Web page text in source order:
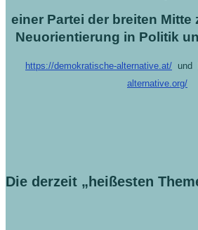
einer Partei der breiten
Neuorientierung in Politik
https://demokratische-alternative.at/ und
alternative.org/
Die derzeit „heißesten